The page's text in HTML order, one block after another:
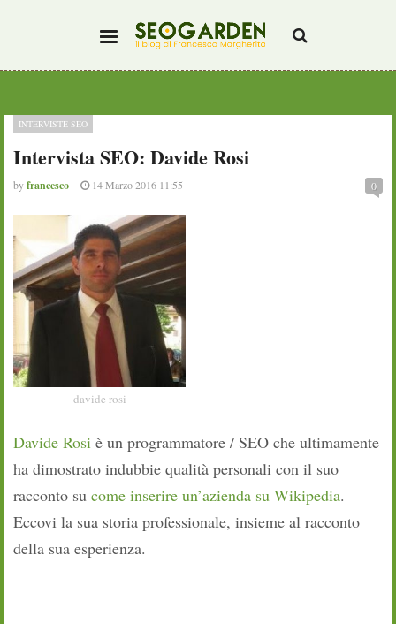
Intervista SEO: Davide Rosi
INTERVISTE SEO
byfrancesco 14 Marzo 2016 11:55 0
davide rosi
Davide Rosi è un programmatore / SEO che ultimamente
ha dimostrato indubbie qualità personali con il suo
racconto su come inserire un’azienda su Wikipedia.
Eccovi la sua storia professionale, insieme al racconto
della sua esperienza.